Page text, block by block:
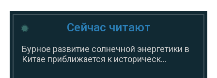
Сейчас читают
Бурное развитие солнечной энергетики в
Китае приближается к историческ...